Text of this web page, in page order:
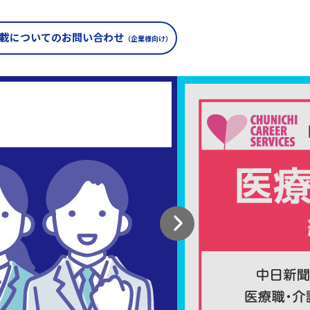
についてのお問い合わせ （企業様向け）